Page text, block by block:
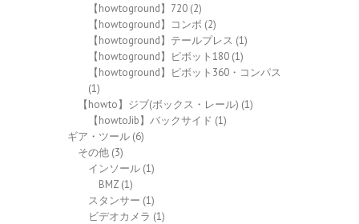
【howtoground】720 (2)
【howtoground】コンボ (2)
【howtoground】テールプレス (1)
【howtoground】ピボット180 (1)
【howtoground】ピボット360・コンパス
(1)
【howto】ジブ(ボックス・レール) (1)
【howtoJib】バックサイド (1)
ギア・ツール (6)
その他 (3)
インソール (1)
BMZ (1)
スタンサー (1)
ビデオカメラ (1)